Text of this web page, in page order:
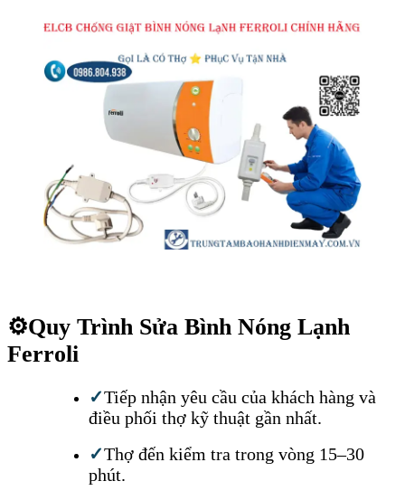
⚙️Quy Trình Sửa Bình Nóng Lạnh
Ferroli
✓Tiếp nhận yêu cầu của khách hàng và
điều phối thợ kỹ thuật gần nhất.
✓Thợ đến kiểm tra trong vòng 15–30
phút.